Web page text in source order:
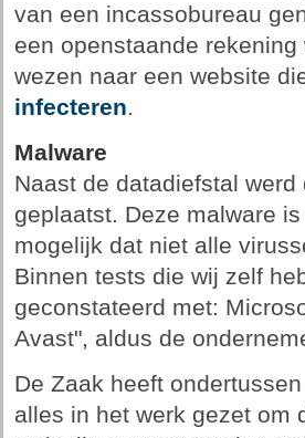
van een incassobureau
een openstaande
wezen naar een website
infecteren.
Malware
Naast de datadiefstal
geplaatst. Deze malware
mogelijk dat niet alle
Binnen tests die wij zelf
geconstateerd met:
Avast", aldus de
De Zaak heeft
alles in het werk gezet om